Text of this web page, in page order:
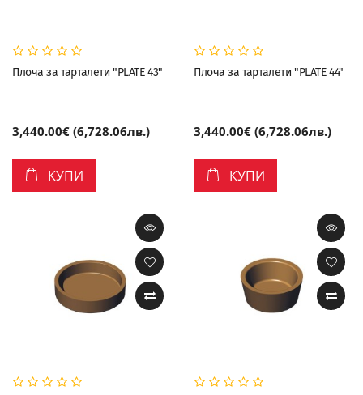
Плоча за тарталети "PLATE 43"
3,440.00€ (6,728.06лв.)
КУПИ
Плоча за тарталети "PLATE 44"
3,440.00€ (6,728.06лв.)
КУПИ